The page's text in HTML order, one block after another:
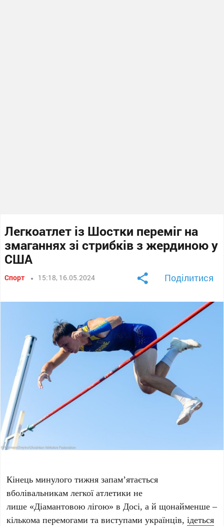
Легкоатлет із Шостки переміг на
змаганнях зі стрибків з жердиною у
США
Спорт 15:18, 16.05.2024 Поділитися
Кінець минулого тижня запам’ятається
вболівальникам легкої атлетики не
лише «Діамантовою лігою» в Досі, а й щонайменше –
кількома перемогами та виступами українців,ідеться